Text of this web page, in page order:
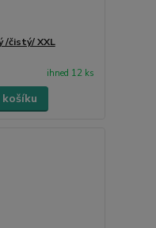
/čistý/ XXL
ihned 12 ks